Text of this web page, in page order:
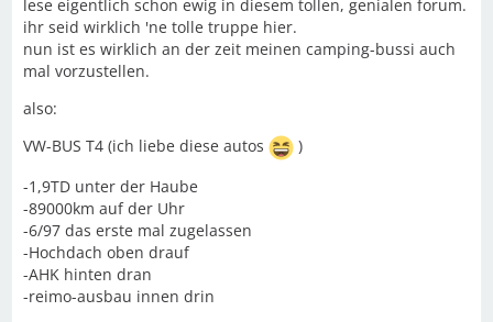
lese eigentlich schon ewig in diesem tollen, genialen forum.
ihr seid wirklich 'ne tolle truppe hier.
nun ist es wirklich an der zeit meinen camping-bussi auch
mal vorzustellen.
also:
VW-BUS T4 (ich liebe diese autos
)
-1,9TD unter der Haube
-89000km auf der Uhr
-6/97 das erste mal zugelassen
-Hochdach oben drauf
-AHK hinten dran
-reimo-ausbau innen drin